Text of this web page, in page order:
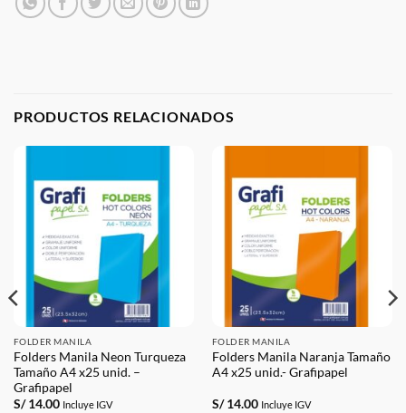
PRODUCTOS RELACIONADOS
FOLDER MANILA
Folders Manila Neon Turqueza
Tamaño A4 x25 unid. –
Grafipapel
S/14.00 Incluye IGV
FOLDER MANILA
Folders Manila Naranja Tamaño
A4 x25 unid.- Grafipapel
S/14.00 Incluye IGV